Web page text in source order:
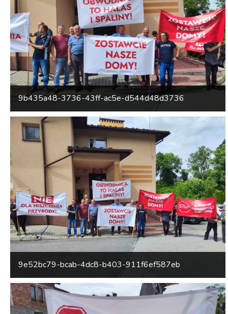
9b435a48-3736-43ff-ac5e-d544d48d3736
9e52bc79-bcab-4dc8-b403-911f6ef587eb